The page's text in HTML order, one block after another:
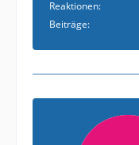
Reaktionen
Beiträge